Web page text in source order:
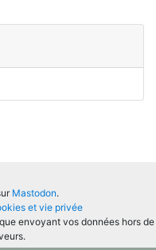
Mastodon.
et vie privée
envoyant vos données hors de